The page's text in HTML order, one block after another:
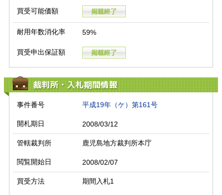
買受可能価額
耐用年数消化率 59%
買受申出保証額
裁判所・入札期間情報
事件番号 平成19年（ケ）第161号
開札期日 2008/03/12
管轄裁判所 鹿児島地方裁判所本庁
閲覧開始日 2008/02/07
買受方法 期間入札1